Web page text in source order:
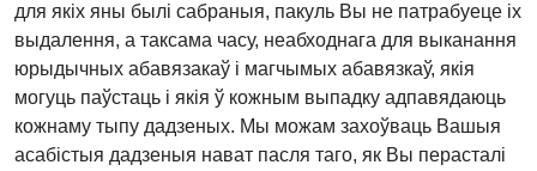
для якіх яны былі сабраныя, пакуль Вы не патрабуеце іх
выдалення, а таксама часу, неабходнага для выканання
юрыдычных абавязакаў і магчымых абавязкаў, якія
могуць паўстаць і якія ў кожным выпадку адпавядаюць
кожнаму тыпу дадзеных. Мы можам захоўваць Вашыя
асабістыя дадзеныя нават пасля таго, як Вы перасталі